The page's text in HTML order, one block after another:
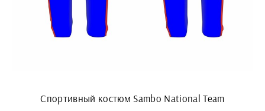
Спортивный костюм Sambo National Team